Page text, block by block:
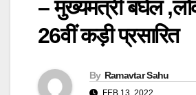
– मुख्यमंत्री बघेल
26वीं कड़ी प्रसारित
By Ramavtar Sahu